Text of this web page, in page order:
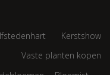
Kerstshow
Vaste planten kopen